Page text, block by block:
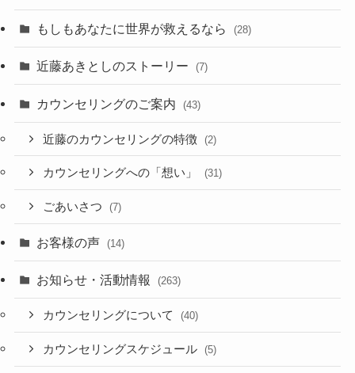
もしもあなたに世界が救えるなら (28)
近藤あきとしのストーリー (7)
カウンセリングのご案内 (43)
近藤のカウンセリングの特徴 (2)
カウンセリングへの「想い」 (31)
ごあいさつ (7)
お客様の声 (14)
お知らせ・活動情報 (263)
カウンセリングについて (40)
カウンセリングスケジュール (5)